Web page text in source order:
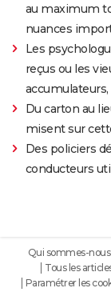
au maximum
nuances
Les
reçus ou les
Du carton au
misent sur
Des policiers
conducteurs
Qui sommes-nous
Tous les
Paramétrer les